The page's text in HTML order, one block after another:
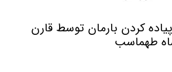
کردن بارمان توسط قارن
طهماسب